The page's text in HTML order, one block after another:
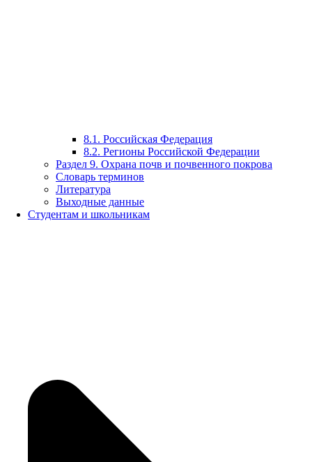
8.1. Российская Федерация
8.2. Регионы Российской Федерации
Раздел 9. Охрана почв и почвенного покрова
Словарь терминов
Литература
Выходные данные
Студентам и школьникам